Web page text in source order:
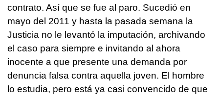
contrato. Así que se fue al paro. Sucedió en
mayo del 2011 y hasta la pasada semana la
Justicia no le levantó la imputación, archivando
el caso para siempre e invitando al ahora
inocente a que presente una demanda por
denuncia falsa contra aquella joven. El hombre
lo estudia, pero está ya casi convencido de que